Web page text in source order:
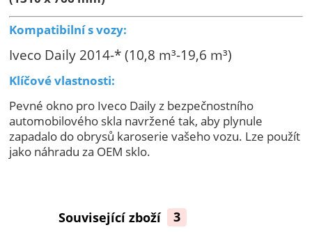
Kompatibilní s vozy:
Iveco Daily 2014-* (10,8 m³-19,6 m³)
Klíčové vlastnosti:
Pevné okno pro Iveco Daily z bezpečnostního
automobilového skla navržené tak, aby plynule
zapadalo do obrysů karoserie vašeho vozu. Lze použít
jako náhradu za OEM sklo.
Související zboží 3